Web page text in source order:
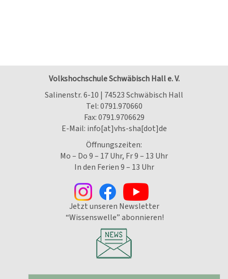
Volkshochschule Schwäbisch Hall e. V.
Salinenstr. 6-10 | 74523 Schwäbisch Hall
Tel:0791.970660
Fax: 0791.9706629
E-Mail: info[at]vhs-sha[dot]de
Öffnungszeiten:
Mo – Do 9 – 17 Uhr, Fr 9 – 13 Uhr
In den Ferien 9 – 13 Uhr
Jetzt unseren Newsletter
“Wissenswelle” abonnieren!